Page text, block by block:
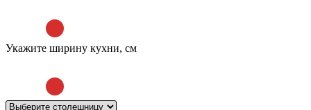
Укажите ширину кухни, см